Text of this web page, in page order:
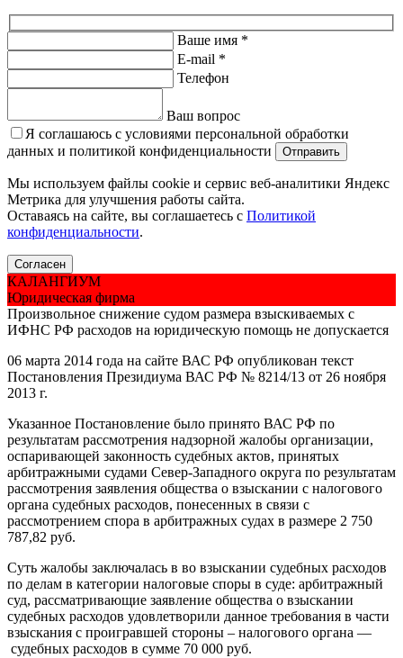
Ваше имя *
E-mail *
Телефон
Ваш вопрос
Я соглашаюсь с условиями персональной обработки
данных и политикой конфиденциальности
Мы используем файлы cookie и сервис веб-аналитики Яндекс
Метрика для улучшения работы сайта.
Оставаясь на сайте, вы соглашаетесь с Политикой
конфиденциальности.
Согласен
КАЛАНГИУМ
Юридическая фирма
Произвольное снижение судом размера взыскиваемых с
ИФНС РФ расходов на юридическую помощь не допускается
06 марта 2014 года на сайте ВАС РФ опубликован текст
Постановления Президиума ВАС РФ № 8214/13 от 26 ноября
2013 г.
Указанное Постановление было принято ВАС РФ по
результатам рассмотрения надзорной жалобы организации,
оспаривающей законность судебных актов, принятых
арбитражными судами Север-Западного округа по результатам
рассмотрения заявления общества о взыскании с налогового
органа судебных расходов, понесенных в связи с
рассмотрением спора в арбитражных судах в размере 2 750
787,82 руб.
Суть жалобы заключалась в во взыскании судебных расходов
по делам в категории налоговые споры в суде: арбитражный
суд, рассматривающие заявление общества о взыскании
судебных расходов удовлетворили данное требования в части
взыскания с проигравшей стороны – налогового органа —
судебных расходов в сумме 70 000 руб.